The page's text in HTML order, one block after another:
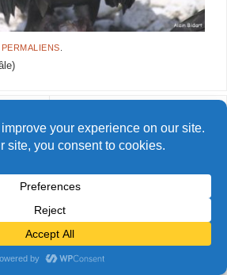
PERMALIENS
(2026) - Tous droits réservés
PARPARABOLA